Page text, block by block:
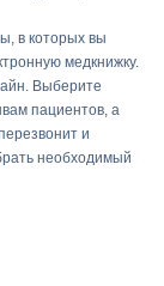
в которых вы
медкнижку.
Выберите
пациентов, а
и
необходимый